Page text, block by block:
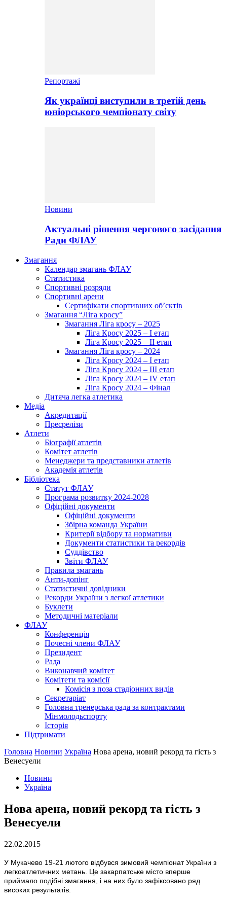
Репортажі
Як українці виступили в третій день
юніорського чемпіонату світу
Новини
Актуальні рішення чергового засідання
Ради ФЛАУ
Змагання
Календар змагань ФЛАУ
Статистика
Спортивні розряди
Спортивні арени
Сертифікати спортивних об’єктів
Змагання “Ліга кросу”
Змагання Ліга кросу – 2025
Ліга Кросу 2025 – I етап
Ліга Кросу 2025 – II етап
Змагання Ліга кросу – 2024
Ліга Кросу 2024 – I етап
Ліга Кросу 2024 – III етап
Ліга Кросу 2024 – IV етап
Ліга Кросу 2024 – Фінал
Дитяча легка атлетика
Медіа
Акредитації
Пресрелізи
Атлети
Біографії атлетів
Комітет атлетів
Менеджери та представники атлетів
Академія атлетів
Бібліотека
Статут ФЛАУ
Програма розвитку 2024-2028
Офіційні документи
Офіційні документи
Збірна команда України
Критерії відбору та нормативи
Документи статистики та рекордів
Суддівство
Звіти ФЛАУ
Правила змагань
Анти-допінг
Статистичні довідники
Рекорди України з легкої атлетики
Буклети
Методичні матеріали
ФЛАУ
Конференція
Почесні члени ФЛАУ
Президент
Рада
Виконавчий комітет
Комітети та комісії
Комісія з поза стадіонних видів
Секретаріат
Головна тренерська рада за контрактами
Мінмолодьспорту
Історія
Підтримати
Головна Новини Україна Нова арена, новий рекорд та гість з
Венесуели
Новини
Україна
Нова арена, новий рекорд та гість з
Венесуели
22.02.2015
У Мукачево 19-21 лютого відбувся зимовий чемпіонат України з
легкоатлетичних метань. Це закарпатське місто вперше
приймало подібні змагання, і на них було зафіксовано ряд
високих результатів.